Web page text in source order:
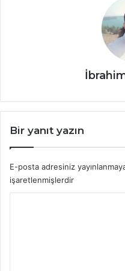
Bir yanıt yazın
E-posta adresiniz
işaretlenmişlerdir